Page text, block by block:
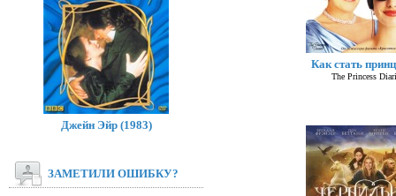
Как стать
The Princess
Джейн Эйр (1983)
ЗАМЕТИЛИ ОШИБКУ?